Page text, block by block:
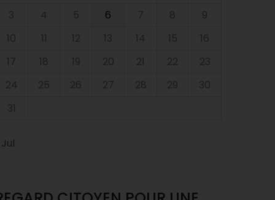
3
4 5 6 7 8
9
10
11 12 13 14 15
16
17
18 19 20 21 22
23
24
25 26 27 28 29
30
31
Jul